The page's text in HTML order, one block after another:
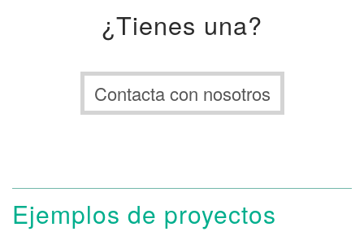
¿Tienes una?
Contacta con nosotros
Ejemplos de proyectos